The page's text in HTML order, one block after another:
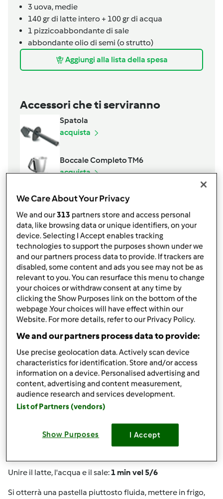
3 uova, medie
140 gr di latte intero + 100 gr di acqua
1 pizzicoabbondante di sale
abbondante olio di semi (o strutto)
Aggiungi alla lista della spesa
Accessori che ti serviranno
Spatola
acquista
Boccale Completo TM6
acquista
Condividile tue attività
Questa ricetta mi interessa
Preparazione della ricetta
Unire il latte, l'acqua e il sale: 1 min vel 5/6
Si otterrà una pastella piuttosto fluida, mettere in frigo,
We Care About Your Privacy
We and our313 partners store and access personal
data, like browsing data or unique identifiers, on your
device. Selecting I Accept enables tracking
technologies to support the purposes shown under we
and our partners process data to provide. If trackers are
disabled, some content and ads you see may not be as
relevant to you. You can resurface this menu to change
your choices or withdraw consent at any time by
clicking the Show Purposes link on the bottom of the
webpage .Your choices will have effect within our
Website. For more details, refer to our Privacy Policy.
We and our partners process data to provide:
Use precise geolocation data. Actively scan device
characteristics for identification. Store and/or access
information on a device. Personalised advertising and
content, advertising and content measurement,
audience research and services development.
List of Partners (vendors)
Show Purposes I Accept